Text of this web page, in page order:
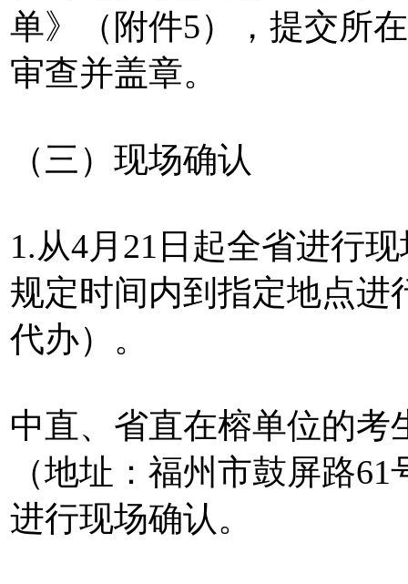
单》（附件5），提交所
审查并盖章。
（三）现场确认
1.从4月21日起全省进行
规定时间内到指定地点进
代办）。
中直、省直在榕单位的考
（地址：福州市鼓屏路
进行现场确认。